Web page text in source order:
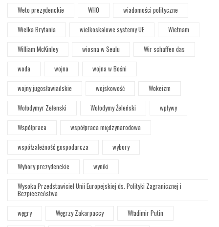
Weto prezydenckie
WHO
wiadomości polityczne
Wielka Brytania
wielkoskalowe systemy UE
Wietnam
William McKinley
wiosna w Seulu
Wir schaffen das
woda
wojna
wojna w Bośni
wojny jugosławiańskie
wojskowość
Wokeizm
Wołodymyr Zełenski
Wołodymy Żeleński
wpływy
Współpraca
współpraca międzynarodowa
współzależność gospodarcza
wybory
Wybory prezydenckie
wyniki
Wysoka Przedstawiciel Unii Europejskiej ds. Polityki Zagranicznej i
Bezpieczeństwa
węgry
Węgrzy Zakarpaccy
Władimir Putin